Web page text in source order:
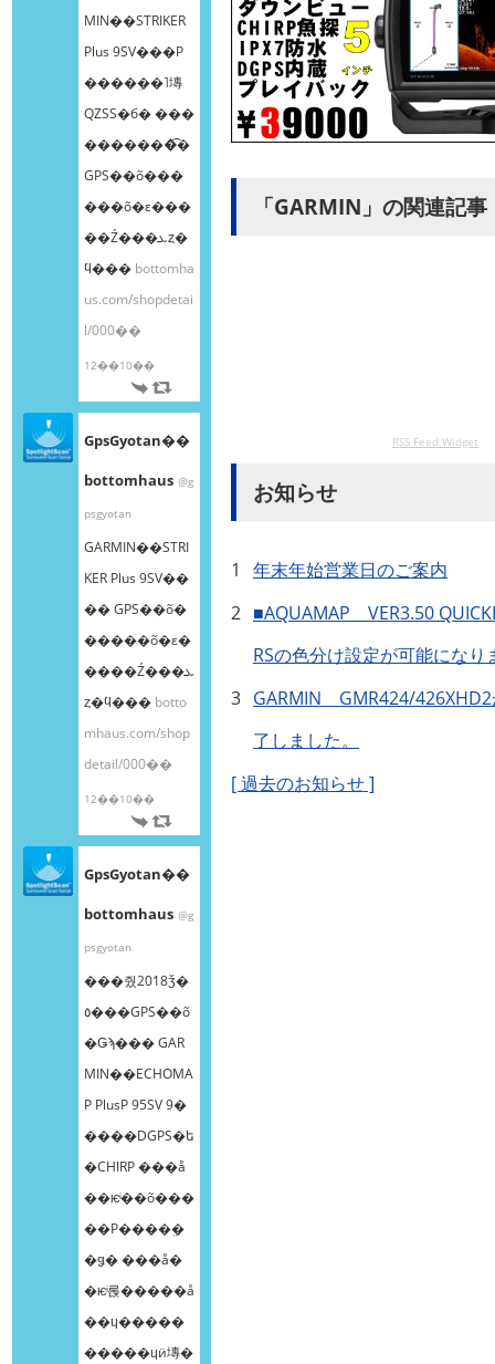
MIN��STRIKER
Plus 9SV���Ρ
����ܸ��˥塼
QZSS�б� ���
�������͡�
GPS��õ���
���õ�ε���
��Ź���ܥȥ�
ϥ��� bottomha
us.com/shopdetai
l/000��
12��10��
GpsGyotan��
bottomhaus @g
psgyotan
GARMIN��STRI
KER Plus 9SV��
�� GPS��õ�
�����õ�ε�
����Ź���ܥ
ȥ�ϥ��� botto
mhaus.com/shop
detail/000��
12��10��
GpsGyotan��
bottomhaus @g
psgyotan
���줬2018ǯ�
٥���GPS��õ
�Ǥϡ��� GAR
MIN��ECHOMA
P PlusP 95SV 9�
����DGPS�ե
�CHIRP ���å
��ѥͥ��õ���
��Ρ����ܸ�
�ǥ� ���å�
�ѥͥ롡�����å
��ɥ�����
�����ɥӥ塼�
「GARMIN」の関連記事
RSS Feed Widget
お知らせ
1
年末年始営業日のご案内
2 ■AQUAMAP VER3.50
RSの色分け設定が可能になり
3 GARMIN GMR424/
了しました。
[ 過去のお知らせ ]